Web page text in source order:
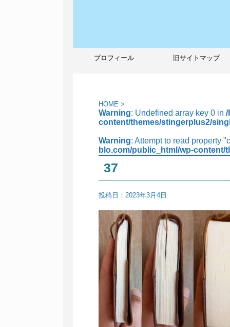
プロフィール 旧サイトマップ
HOME >
Warning: Undefined array key 0 in /
content/themes/stingerplus2/
Warning: Attempt to read property
blo.com/public_html/wp-
37
投稿日： 2023年3月4日